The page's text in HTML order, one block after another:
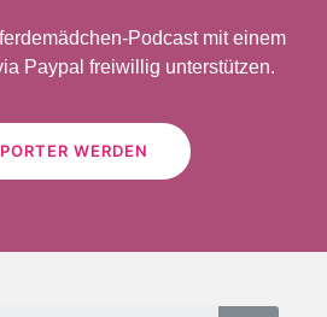
Podcast mit einem
Paypal freiwillig unterstützen.
WERDEN